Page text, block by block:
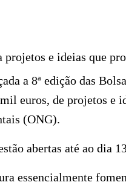
e ideias que
a 8ª edição das
euros, de projetos e
(ONG).
abertas até ao dia
essencialmente